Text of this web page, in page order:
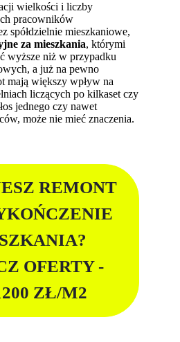
wielkości i liczby
pracowników
spółdzielnie mieszkaniowe,
za mieszkania, którymi
wyższe niż w przypadku
a już na pewno
mają większy wpływ na
liczących po kilkaset czy
jednego czy nawet
może nie mieć znaczenia.
REMONT
OFERTY -
ZŁ/M2